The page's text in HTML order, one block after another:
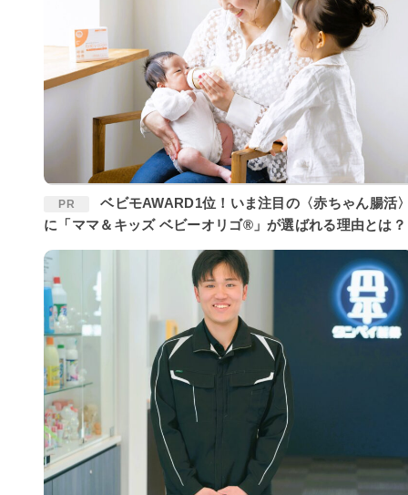
PR
ベビモAWARD1位！いま注目の〈赤ちゃん腸活〉
に「ママ＆キッズ ベビーオリゴ®」が選ばれる理由とは？